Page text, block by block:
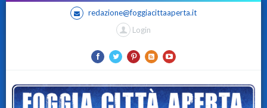
redazione@foggiacittaaperta.it
Login